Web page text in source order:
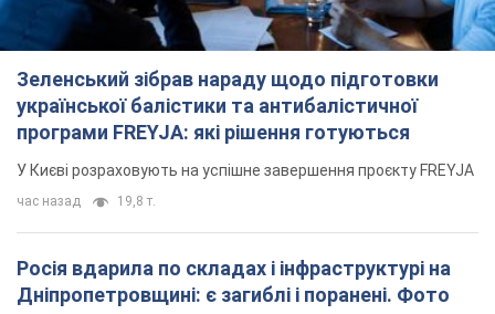
Зеленський зібрав нараду щодо підготовки
української балістики та антибалістичної
програми FREYJA: які рішення готуються
У Києві розраховують на успішне завершення проєкту FREYJA
час назад 19,8 т.
Росія вдарила по складах і інфраструктурі на
Дніпропетровщині: є загиблі і поранені. Фото